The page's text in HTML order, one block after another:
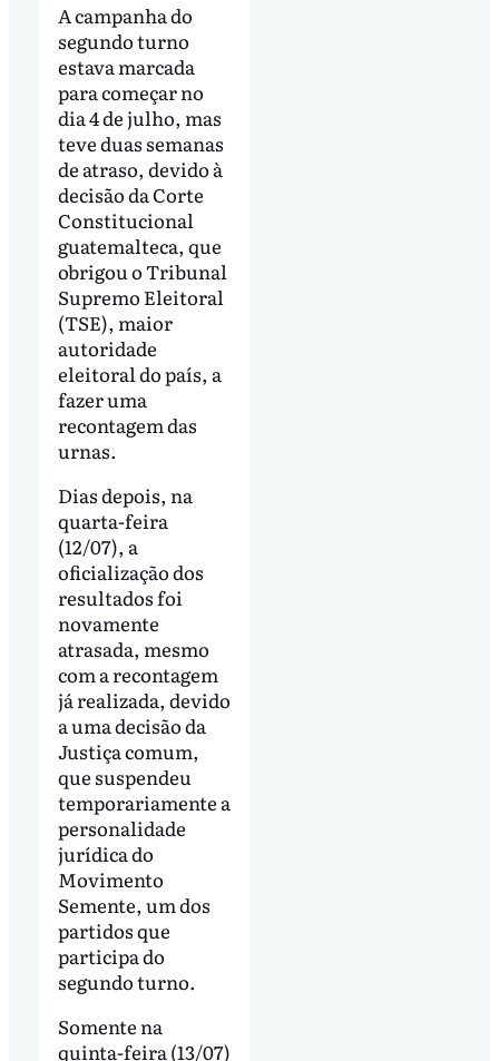
A campanha do
segundo turno
estava marcada
para começar no
dia 4 de julho, mas
teve duas semanas
de atraso, devido à
decisão da Corte
Constitucional
guatemalteca, que
obrigou o Tribunal
Supremo Eleitoral
(TSE), maior
autoridade
eleitoral do país, a
fazer uma
recontagem das
urnas.
Dias depois, na
quarta-feira
(12/07), a
oficialização dos
resultados foi
novamente
atrasada, mesmo
com a recontagem
já realizada, devido
a uma decisão da
Justiça comum,
que suspendeu
temporariamente a
personalidade
jurídica do
Movimento
Semente, um dos
partidos que
participa do
segundo turno.
Somente na
quinta-feira (13/07)